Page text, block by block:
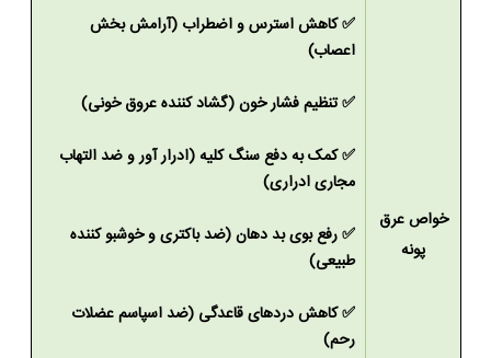
خواص عرق
پونه
✅کاهش استرس و اضطراب (آرامش بخش
اعصاب)
✅تنظیم فشار خون (گشاد کننده عروق خونی)
✅کمک به دفع سنگ کلیه (ادرار آور و ضد التهاب
مجاری ادراری)
✅رفع بوی بد دهان (ضد باکتری و خوشبو کننده
طبیعی)
✅کاهش دردهای قاعدگی (ضد اسپاسم عضلات
رحم)